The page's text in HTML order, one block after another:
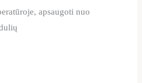
apsaugoti nuo